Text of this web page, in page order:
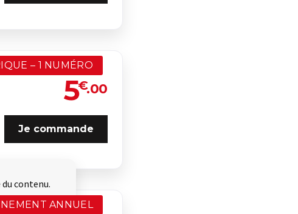
– 1 NUMÉRO
5€.00
Je commande
ANNUEL
contenu.